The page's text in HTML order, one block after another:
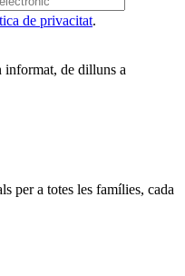
de privacitat.
informat, de dilluns a
per a totes les famílies, cada